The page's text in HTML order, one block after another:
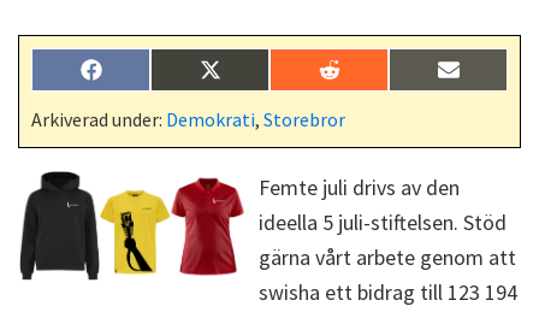
Dela
på
F
a
c
b
o
k
Dela
på
X
(
T
i
t
t
e
r
)
Dela
på
R
e
d
i
t
Dela
på
E
-
s
Arkiverad under: Demokrati, Storebror
Femte juli drivs av den
ideella 5 juli-stiftelsen. Stöd
gärna vårt arbete genom att
swisha ett bidrag till 123 194